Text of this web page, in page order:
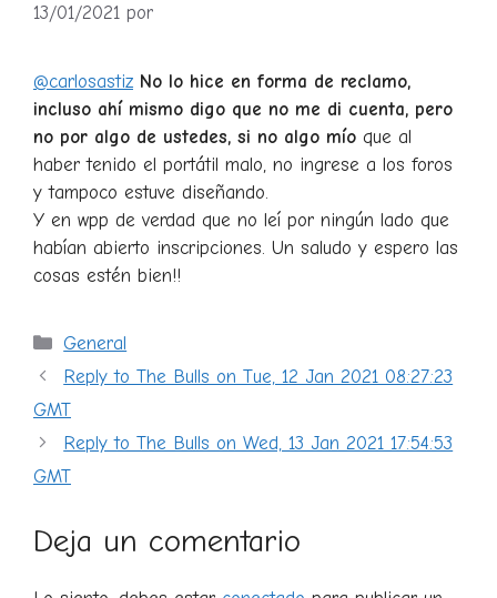
13/01/2021 por
@carlosastiz No lo hice en forma de reclamo,
incluso ahí mismo digo que no me di cuenta, pero
no por algo de ustedes, si no algo mío que al
haber tenido el portátil malo, no ingrese a los foros
y tampoco estuve diseñando.
Y en wpp de verdad que no leí por ningún lado que
habían abierto inscripciones. Un saludo y espero las
cosas estén bien!!
Categorías
General
Reply to The Bulls on Tue, 12 Jan 2021 08:27:23
GMT
Reply to The Bulls on Wed, 13 Jan 2021 17:54:53
GMT
Deja un comentario